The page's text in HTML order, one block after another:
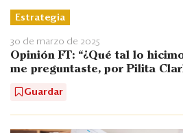
Estrategia
30 de marzo de 2025
Opinión FT: “¿Qué tal lo
me preguntaste, por Pilita
Guardar